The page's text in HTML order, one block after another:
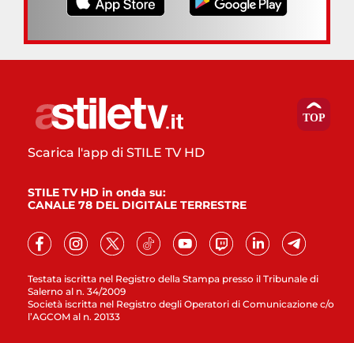
Testata iscritta nel Registro della Stampa presso il Tribunale di
Salerno al n. 34/2009
Società iscritta nel Registro degli Operatori di Comunicazione c/o
l’AGCOM al n. 20133
Scarica l'app di STILE TV HD
STILE TV HD in onda su:
CANALE 78 DEL DIGITALE TERRESTRE